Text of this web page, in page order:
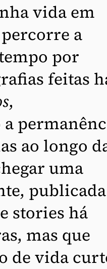
vida em
a
por
feitas
,
ao longo
uma
publicada
stories há
mas que
de vida